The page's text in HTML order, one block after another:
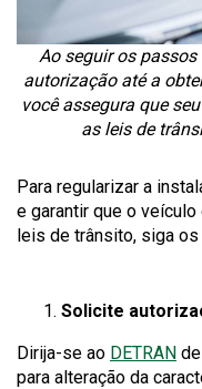
Ao seguir os
autorização até a
você assegura que
as leis de
Para regularizar a
e garantir que o
leis de trânsito, siga
Solicite
Dirija-se ao DETRAN
link
para alteração da